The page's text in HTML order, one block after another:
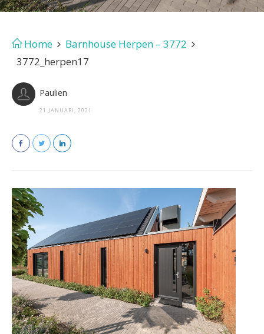
Home
Barnhouse Herpen – 3772
3772_herpen17
Paulien
21 JANUARI, 2021